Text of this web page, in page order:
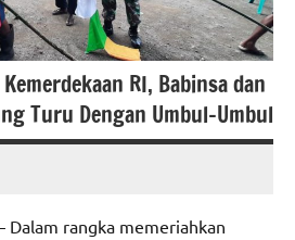
RI, Babinsa dan
Turu Dengan Umbul-Umbul
Dalam rangka memeriahkan